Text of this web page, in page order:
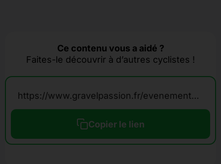
Ce contenu vous a aidé ?
Faites-le découvrir à d’autres cyclistes !
https://www.gravelpassion.fr/evenements-calendrier-gravel/de-la-terre-a-la-mer/
Copier le lien